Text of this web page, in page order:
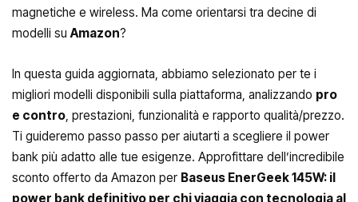
magnetiche e wireless. Ma come orientarsi tra decine di
modelli suAmazon?
In questa guida aggiornata, abbiamo selezionato per te i
migliori modelli disponibili sulla piattaforma, analizzando pro
e contro, prestazioni, funzionalità e rapporto qualità/prezzo.
Ti guideremo passo passo per aiutarti a scegliere il power
bank più adatto alle tue esigenze. Approfittare dell’incredibile
sconto offerto da Amazon per Baseus EnerGeek 145W: il
power bank definitivo per chi viaggia con tecnologia al